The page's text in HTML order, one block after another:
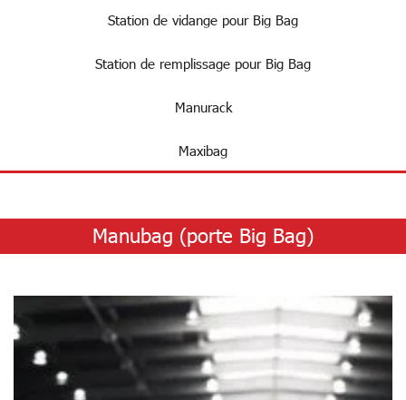
Station de vidange pour Big Bag
Station de remplissage pour Big Bag
Manurack
Maxibag
Manubag (porte Big Bag)